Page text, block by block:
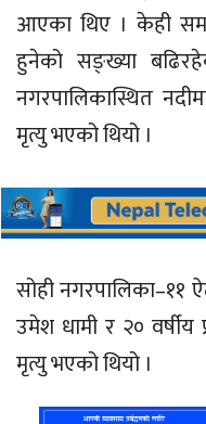
आएका थिए । केही
हुनेको सङ्ख्या
नगरपालिकास्थित
मृत्यु भएको थियो ।
सोही नगरपालिका–११
उमेश धामी र २० वर्षीय
मृत्यु भएको थियो ।